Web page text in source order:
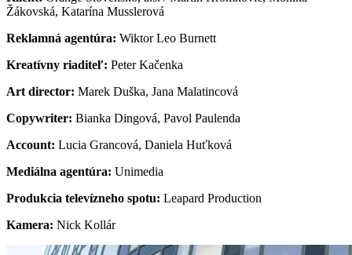
Žákovská, Katarína Musslerová
Reklamná agentúra: Wiktor Leo Burnett
Kreatívny riaditeľ: Peter Kačenka
Art director: Marek Duška, Jana Malatincová
Copywriter: Bianka Dingová, Pavol Paulenda
Account: Lucia Grancová, Daniela Huťková
Mediálna agentúra: Unimedia
Produkcia televízneho spotu: Leapard Production
Kamera: Nick Kollár